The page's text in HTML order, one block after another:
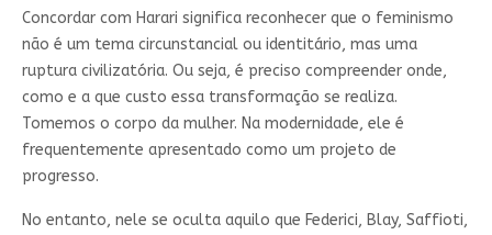
Concordar com Harari significa reconhecer que o feminismo
não é um tema circunstancial ou identitário, mas uma
ruptura civilizatória. Ou seja, é preciso compreender onde,
como e a que custo essa transformação se realiza.
Tomemos o corpo da mulher. Na modernidade, ele é
frequentemente apresentado como um projeto de
progresso.
No entanto, nele se oculta aquilo que Federici, Blay, Saffioti,